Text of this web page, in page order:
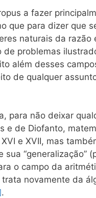
a fazer
que para dizer que
naturais da
problemas
além desses
de qualquer
para não deixar
e de Diofanto,
e XVII, mas
sua “generalização”
o campo da
novamente da
.